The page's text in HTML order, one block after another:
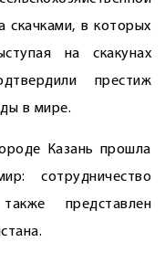
скачками, в которых
на скакунах
престиж
в мире.
Казань прошла
сотрудничество
представлен